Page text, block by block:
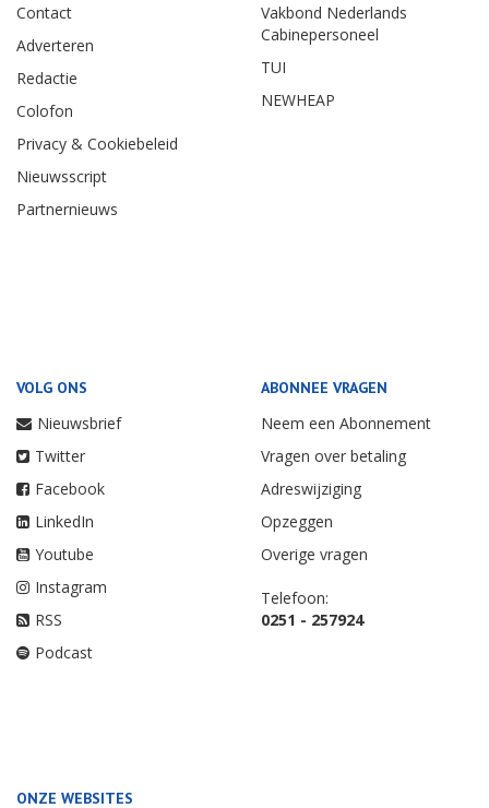
Contact
Adverteren
Redactie
Colofon
Privacy & Cookiebeleid
Nieuwsscript
Partnernieuws
Vakbond Nederlands
Cabinepersoneel
TUI
NEWHEAP
VOLG ONS
Nieuwsbrief
Twitter
Facebook
LinkedIn
Youtube
Instagram
RSS
Podcast
ABONNEE VRAGEN
Neem een Abonnement
Vragen over betaling
Adreswijziging
Opzeggen
Overige vragen
Telefoon:
0251 - 257924
ONZE WEBSITES